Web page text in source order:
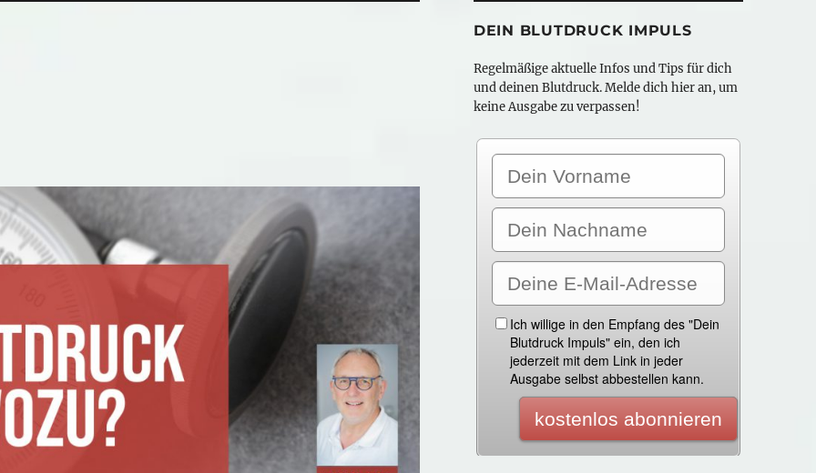
DEIN BLUTDRUCK IMPULS
Regelmäßige aktuelle Infos und Tips für dich
und deinen Blutdruck. Melde dich hier an, um
keine Ausgabe zu verpassen!